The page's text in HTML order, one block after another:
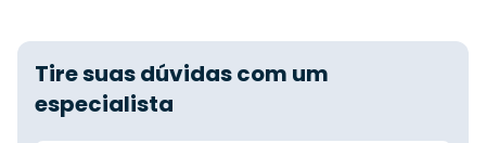
Tire suas dúvidas com um
especialista